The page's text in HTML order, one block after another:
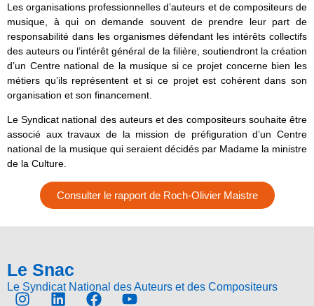
Les organisations professionnelles d’auteurs et de compositeurs de
musique, à qui on demande souvent de prendre leur part de
responsabilité dans les organismes défendant les intérêts collectifs
des auteurs ou l’intérêt général de la filière, soutiendront la création
d’un Centre national de la musique si ce projet concerne bien les
métiers qu’ils représentent et si ce projet est cohérent dans son
organisation et son financement.
Le Syndicat national des auteurs et des compositeurs souhaite être
associé aux travaux de la mission de préfiguration d’un Centre
national de la musique qui seraient décidés par Madame la ministre
de la Culture.
Consulter le rapport de Roch-Olivier Maistre
Le Snac
Le Syndicat National des Auteurs et des Compositeurs